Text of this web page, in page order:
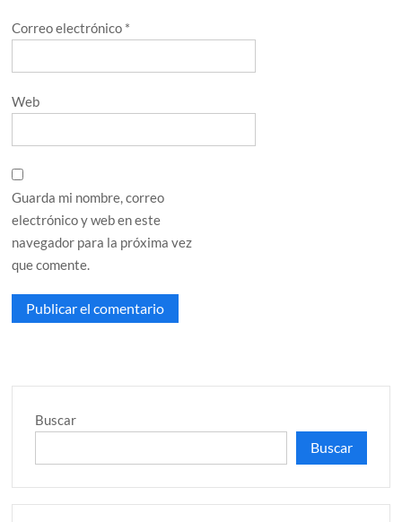
Correo electrónico *
Web
Guarda mi nombre, correo
electrónico y web en este
navegador para la próxima vez
que comente.
Buscar
Buscar